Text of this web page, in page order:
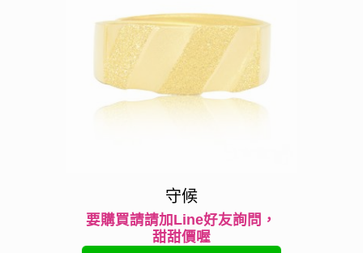
守候
要購買請請加Line好友詢問，
甜甜價喔